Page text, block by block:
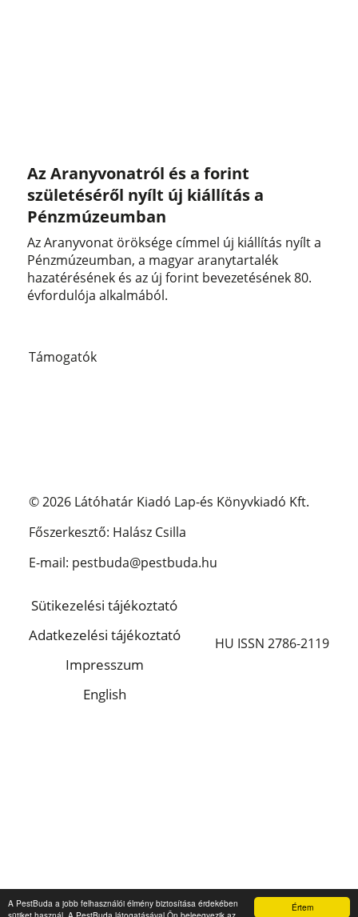
Értem
A PestBuda a jobb felhasználói élmény biztosítása érdekében
Az Aranyvonatról és a forint
születéséről nyílt új kiállítás a
Pénzmúzeumban
Az Aranyvonat öröksége címmel új kiállítás nyílt a
Pénzmúzeumban, a magyar aranytartalék
hazatérésének és az új forint bevezetésének 80.
évfordulója alkalmából.
Támogatók
© 2026 Látóhatár Kiadó Lap-és Könyvkiadó Kft.
Főszerkesztő: Halász Csilla
E-mail: pestbuda@pestbuda.hu
Sütikezelési tájékoztató
Adatkezelési tájékoztató
Impresszum
English
HU ISSN 2786-2119